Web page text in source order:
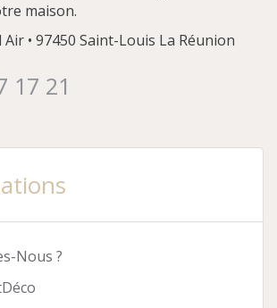
maison.
Air • 97450 Saint-Louis La Réunion
17 21
Nous ?